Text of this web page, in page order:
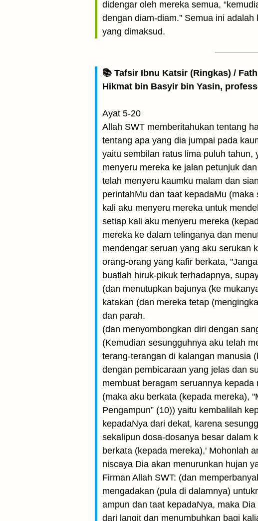
didengar oleh mereka semua,
dengan diam-diam.” Semua ini
yang dimaksud.
📚 Tafsir Ibnu Katsir (Ringkas) /
Hikmat bin Basyir bin Yasin,
Ayat 5-20
Allah SWT memberitahukan tentang
tentang apa yang dia jumpai pada
yaitu sembilan ratus lima puluh
menyeru mereka ke jalan petunjuk
telah menyeru kaumku malam dan
perintahMu dan taat kepadaMu
kali aku menyeru mereka untuk
setiap kali aku menyeru mereka
mereka ke dalam telinganya dan
mendengar seruan yang aku serukan
orang-orang yang kafir berkata,
buatlah hiruk-pikuk terhadapnya,
(dan menutupkan bajunya (ke
katakan (dan mereka tetap
dan parah.
(dan menyombongkan diri dengan
(Kemudian sesungguhnya aku telah
terang-terangan di kalangan manusia
dengan pembicaraan yang jelas dan
membuat beragam seruannya
(maka aku berkata (kepada mereka),
Pengampun” (10)) yaitu kembalilah
kepadaNya dari dekat, karena
sekalipun dosa-dosanya besar dalam
berkata (kepada mereka),' Mohonlah
niscaya Dia akan menurunkan hujan
Firman Allah SWT: (dan
mengadakan (pula di dalamnya)
ampun dan taat kepadaNya, maka
dari langit dan menumbuhkan bagi